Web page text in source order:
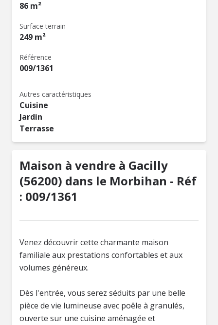
86 m²
Surface terrain
249 m²
Référence
009/1361
Autres caractéristiques
Cuisine
Jardin
Terrasse
Maison à vendre à Gacilly
(56200) dans le Morbihan - Réf
: 009/1361
Venez découvrir cette charmante maison
familiale aux prestations confortables et aux
volumes généreux.
Dès l'entrée, vous serez séduits par une belle
pièce de vie lumineuse avec poêle à granulés,
ouverte sur une cuisine aménagée et